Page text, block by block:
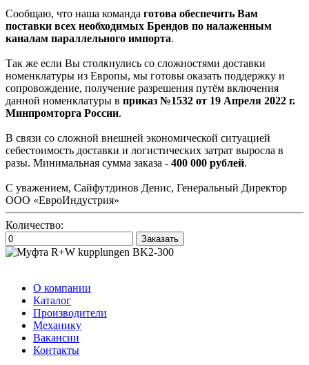
Сообщаю, что наша команда готова обеспечить Вам
поставки всех необходимых Брендов по налаженным
каналам параллельного импорта.
Так же если Вы столкнулись со сложностями доставки
номенклатуры из Европы, мы готовы оказать поддержку и
сопровождение, получение разрешения путём включения
данной номенклатуры в приказ №1532 от 19 Апреля 2022 г.
Минпромторга России.
В связи со сложной внешней экономической ситуацией
себестоимость доставки и логистических затрат выросла в
разы. Минимальная сумма заказа - 400 000 рублей.
С уважением, Сайфутдинов Денис, Генеральный Директор
ООО «ЕвроИндустрия»
Количество:
Заказать
О компании
Каталог
Производители
Механику
Вакансии
Контакты